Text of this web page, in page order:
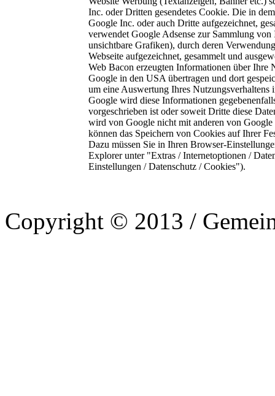
Inc. oder Dritten gesendetes Cookie. Die in
Google Inc. oder auch Dritte aufgezeichnet,
verwendet Google Adsense zur Sammlung
unsichtbare Grafiken), durch deren
Webseite aufgezeichnet, gesammelt und
Web Bacon erzeugten Informationen über Ihre
Google in den USA übertragen und dort
um eine Auswertung Ihres
Google wird diese Informationen
vorgeschrieben ist oder soweit Dritte diese
wird von Google nicht mit anderen von
können das Speichern von Cookies auf Ihrer
Dazu müssen Sie in Ihren Browser-
Explorer unter "Extras / Internetoptionen /
Einstellungen / Datenschutz / Cookies").
Copyright © 2013 /